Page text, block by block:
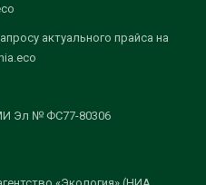
актуального прайса на
Эл № ФС77-80306